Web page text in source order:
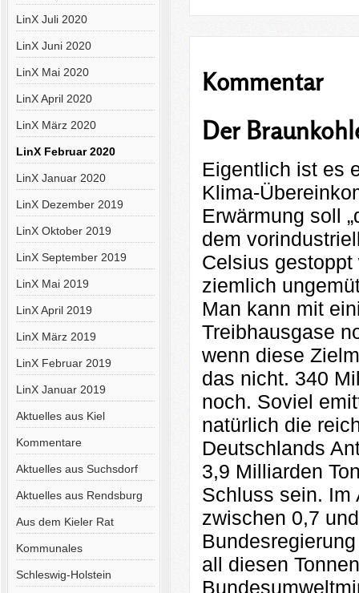
LinX Juli 2020
LinX Juni 2020
LinX Mai 2020
LinX April 2020
LinX März 2020
LinX Februar 2020
LinX Januar 2020
LinX Dezember 2019
LinX Oktober 2019
LinX September 2019
LinX Mai 2019
LinX April 2019
LinX März 2019
LinX Februar 2019
LinX Januar 2019
Aktuelles aus Kiel
Kommentare
Aktuelles aus Suchsdorf
Aktuelles aus Rendsburg
Aus dem Kieler Rat
Kommunales
Schleswig-Holstein
Kommentar
Der
Eigentlich ist es
Klima-
Erwärmung soll
dem
Celsius
ziemlich
Man kann mit
Treibhausgase
wenn diese
das nicht. 340
noch. Soviel
natürlich die
Deutschlands
3,9 Milliarden
Schluss sein. Im
zwischen 0,7
all diesen